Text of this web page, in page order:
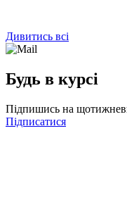
Дивитись всі
Будь в курсі
Підпишись на
Підписатися